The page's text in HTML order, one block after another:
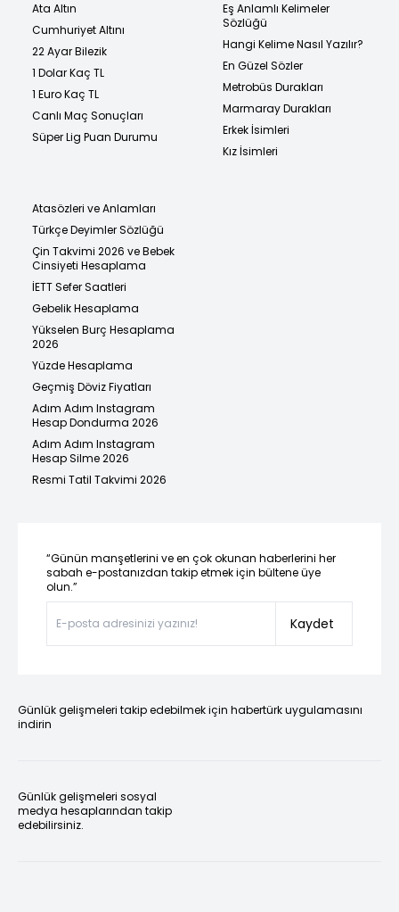
Ata Altın
Cumhuriyet Altını
22 Ayar Bilezik
1 Dolar Kaç TL
1 Euro Kaç TL
Canlı Maç Sonuçları
Süper Lig Puan Durumu
Eş Anlamlı Kelimeler
Sözlüğü
Hangi Kelime Nasıl Yazılır?
En Güzel Sözler
Metrobüs Durakları
Marmaray Durakları
Erkek İsimleri
Kız İsimleri
Atasözleri ve Anlamları
Türkçe Deyimler Sözlüğü
Çin Takvimi 2026 ve Bebek
Cinsiyeti Hesaplama
İETT Sefer Saatleri
Gebelik Hesaplama
Yükselen Burç Hesaplama
2026
Yüzde Hesaplama
Geçmiş Döviz Fiyatları
Adım Adım Instagram
Hesap Dondurma 2026
Adım Adım Instagram
Hesap Silme 2026
Resmi Tatil Takvimi 2026
“Günün manşetlerini ve en çok okunan haberlerini her
sabah e-postanızdan takip etmek için bültene üye
olun.”
Kaydet
Günlük gelişmeleri takip edebilmek için habertürk uygulamasını
indirin
Günlük gelişmeleri sosyal
medya hesaplarından takip
edebilirsiniz.